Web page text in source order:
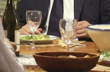
Video